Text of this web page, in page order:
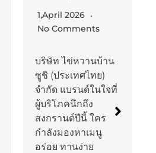
1,April 2026
No Comments
บริษัท ไข่หวานบ้าน
ซูชิ (ประเทศไทย)
จำกัด แบรนด์ในใจที่
ผู้บริโภคนึกถึง
สงกรานต์ปีนี้ ใคร
กำลังมองหาเมนู
อร่อย ทานง่าย